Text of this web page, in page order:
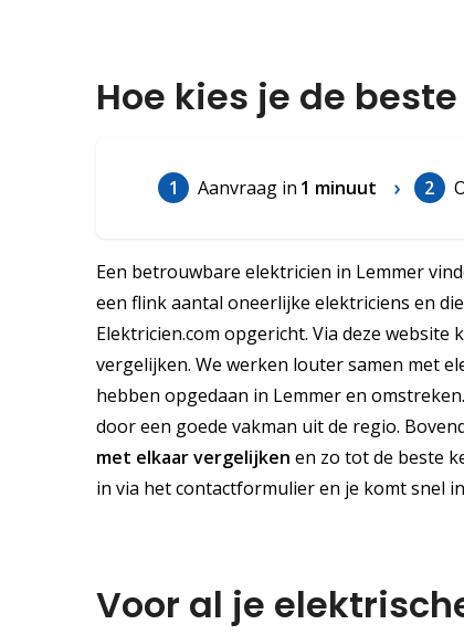
Hoe kies je de
1 Aanvraag in 1 minuut 2
Een betrouwbare elektricien in Lemmer
een flink aantal oneerlijke elektriciens en
Elektricien.com opgericht. Via deze
vergelijken. We werken louter samen met
hebben opgedaan in Lemmer en
door een goede vakman uit de regio.
met elkaar vergelijken en zo tot de beste
in via het contactformulier en je komt snel
Voor al je